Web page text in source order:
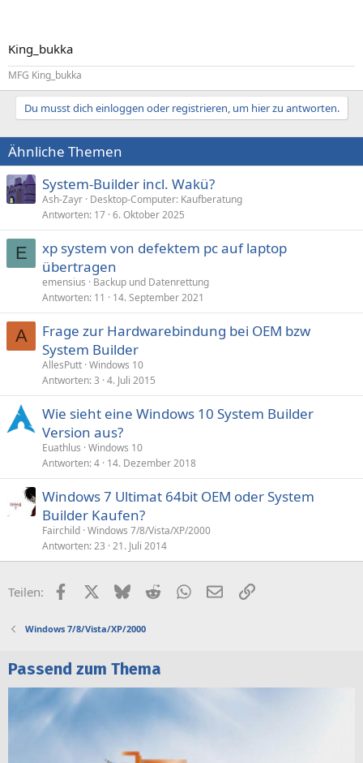
King_bukka
MFG King_bukka
Du musst dich einloggen oder registrieren, um hier zu antworten.
Ähnliche Themen
System-Builder incl. Wakü?
Ash-Zayr Desktop-Computer: Kaufberatung
Antworten 17 6. Oktober 2025
E
xp system von defektem pc auf laptop
übertragen
emensius
Backup und Datenrettung
Antworten 11 14. September 2021
A
Frage zur Hardwarebindung bei OEM bzw
System Builder
AllesPutt Windows 10
Antworten 3 4. Juli 2015
Wie sieht eine Windows 10 System Builder
Version aus?
Euathlus Windows 10
Antworten 4 14. Dezember 2018
Windows 7 Ultimat 64bit OEM oder System
Builder Kaufen?
Fairchild Windows 7/8/Vista/XP/2000
Antworten 23 21. Juli 2014
Teilen: FacebookX (Twitter)
BlueskyRedditWhatsApp
E-MailLink
Windows 7/8/Vista/XP/2000
Passend zum Thema